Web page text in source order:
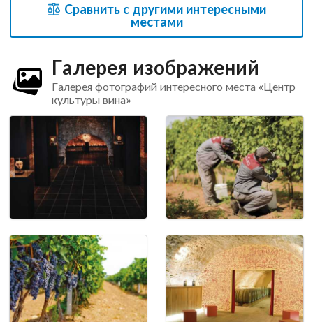
Сравнить с другими интересными
местами
Галерея изображений
Галерея фотографий интересного места «Центр
культуры вина»